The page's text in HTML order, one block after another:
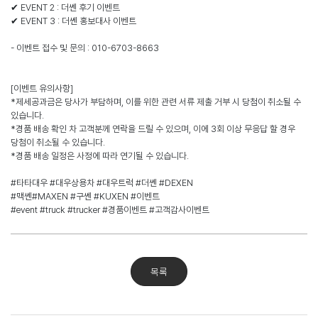
✔ EVENT 2 : 더쎈 후기 이벤트
✔ EVENT 3 : 더쎈 홍보대사 이벤트
- 이벤트 접수 및 문의 : 010-6703-8663
[이벤트 유의사항]
*제세공과금은 당사가 부담하며, 이를 위한 관련 서류 제출 거부 시 당첨이 취소될 수
있습니다.
*경품 배송 확인 차 고객분께 연락을 드릴 수 있으며, 이에 3회 이상 무응답 할 경우
당첨이 취소될 수 있습니다.
*경품 배송 일정은 사정에 따라 연기될 수 있습니다.
#타타대우 #대우상용차 #대우트럭 #더쎈 #DEXEN
#맥쎈#MAXEN #구쎈 #KUXEN #이벤트
#event #truck #trucker #경품이벤트 #고객감사이벤트
목록